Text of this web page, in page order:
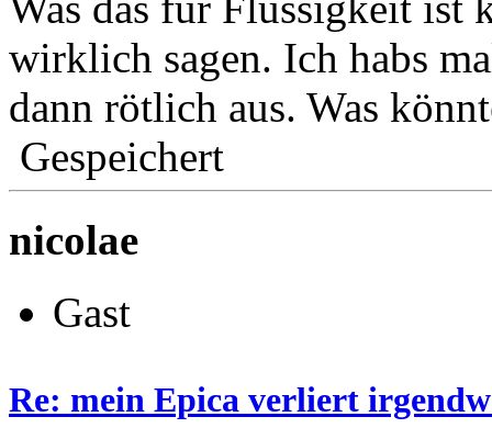
wirklich sagen. Ich habs
dann rötlich aus. Was
Gespeichert
nicolae
Gast
Re: mein Epica verliert